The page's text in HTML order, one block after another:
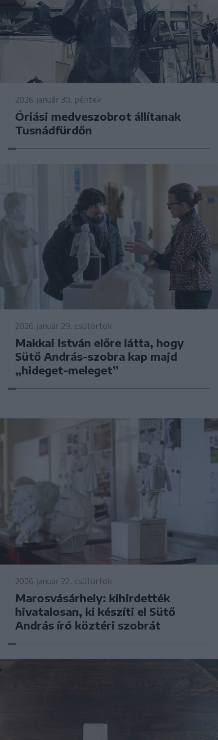
2026. január 30., péntek
Óriási medveszobrot állítanak
Tusnádfürdőn
2026. január 29., csütörtök
Makkai István előre látta, hogy
Sütő András-szobra kap majd
„hideget-meleget”
2026. január 22., csütörtök
Marosvásárhely: kihirdették
hivatalosan, ki készíti el Sütő
András író köztéri szobrát